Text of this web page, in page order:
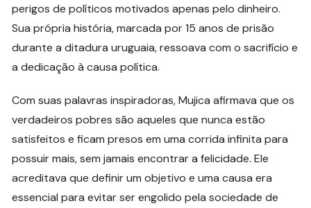
perigos de políticos motivados apenas pelo dinheiro.
Sua própria história, marcada por 15 anos de prisão
durante a ditadura uruguaia, ressoava com o sacrifício e
a dedicação à causa política.
Com suas palavras inspiradoras, Mujica afirmava que os
verdadeiros pobres são aqueles que nunca estão
satisfeitos e ficam presos em uma corrida infinita para
possuir mais, sem jamais encontrar a felicidade. Ele
acreditava que definir um objetivo e uma causa era
essencial para evitar ser engolido pela sociedade de